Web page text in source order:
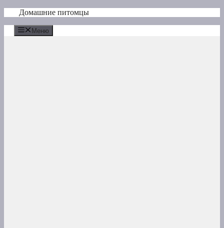
Перейти
содержимому
Домашние питомцы
Меню